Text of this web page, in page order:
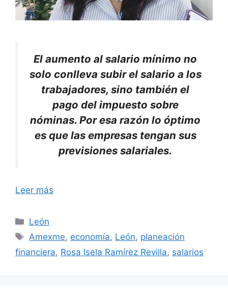
El aumento al salario mínimo no
solo conlleva subir el salario a los
trabajadores, sino también el
pago del impuesto sobre
nóminas. Por esa razón lo óptimo
es que las empresas tengan sus
previsiones salariales.
Leer más
Categorías
León
Etiquetas
Amexme, economía, León, planeación
financiera, Rosa Isela Ramírez Revilla, salarios